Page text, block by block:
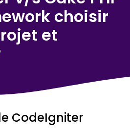
choisir
et
CodeIgniter